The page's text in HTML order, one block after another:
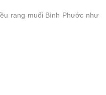
rang muối Bình Phước như